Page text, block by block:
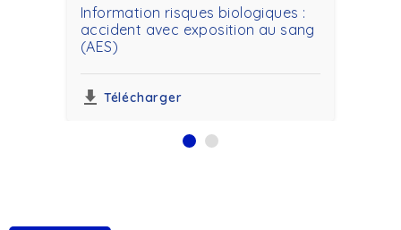
Information risques biologiques :
accident avec exposition au sang
(AES)
Télécharger